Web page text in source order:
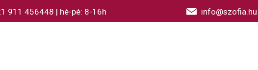
911 456448 | hé-pé: 8-16h info@szofia.hu